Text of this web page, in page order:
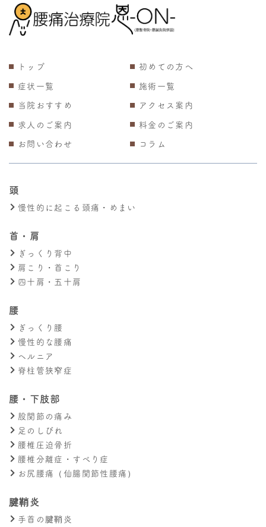
トップ
初めての方へ
症状一覧
施術一覧
当院おすすめ
アクセス案内
求人のご案内
料金のご案内
お問い合わせ
コラム
頭
慢性的に起こる頭痛・めまい
首・肩
ぎっくり背中
肩こり・首こり
四十肩・五十肩
腰
ぎっくり腰
慢性的な腰痛
ヘルニア
脊柱管狭窄症
腰・下肢部
股関節の痛み
足のしびれ
腰椎圧迫骨折
腰椎分離症・すべり症
お尻腰痛（仙腸関節性腰痛）
腱鞘炎
手首の腱鞘炎